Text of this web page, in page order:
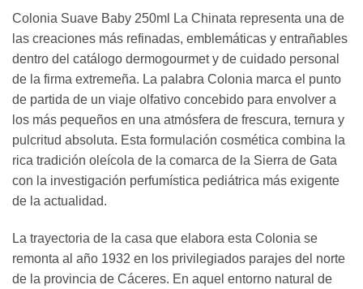
Colonia Suave Baby 250ml La Chinata representa una de
las creaciones más refinadas, emblemáticas y entrañables
dentro del catálogo dermogourmet y de cuidado personal
de la firma extremeña. La palabra Colonia marca el punto
de partida de un viaje olfativo concebido para envolver a
los más pequeños en una atmósfera de frescura, ternura y
pulcritud absoluta. Esta formulación cosmética combina la
rica tradición oleícola de la comarca de la Sierra de Gata
con la investigación perfumística pediátrica más exigente
de la actualidad.
La trayectoria de la casa que elabora esta Colonia se
remonta al año 1932 en los privilegiados parajes del norte
de la provincia de Cáceres. En aquel entorno natural de